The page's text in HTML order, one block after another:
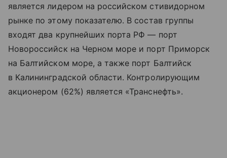
является лидером на российском стивидорном
рынке по этому показателю. В состав группы
входят два крупнейших порта РФ — порт
Новороссийск на Черном море и порт Приморск
на Балтийском море, а также порт Балтийск
в Калининградской области. Контролирующим
акционером (62%) является «Транснефть».